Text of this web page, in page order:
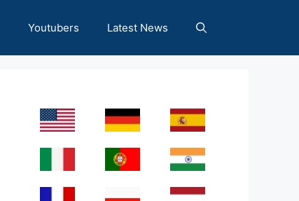
Youtubers Latest News